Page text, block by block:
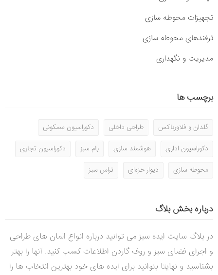
تجهیزات محوطه سازی
ترفندهای محوطه سازی
مدیریت و نگهداری
برچسب ها
گلدان و فلاورباکس طراحی داخلی
دکوراسیون مسکونی
دکوراسیون اداری
هوشمند سازی بام سبز
دکوراسیون تجاری
محوطه سازی
دیوار خزه‌ای تراس سبز
درباره بخش بلاگ
در بلاگ سایت ایده سبز می توانید درباره انواع المان های طراحی
و اجرای فضای سبز و روف گاردن اطلاعات کسب کنید. آنها را بهتر
بشناسید و نهایتا بتوانید برای ایده های خود بهترین انتخاب ها را